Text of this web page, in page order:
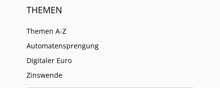
THEMEN
Themen A-Z
Automatensprengung
Digitaler Euro
Zinswende